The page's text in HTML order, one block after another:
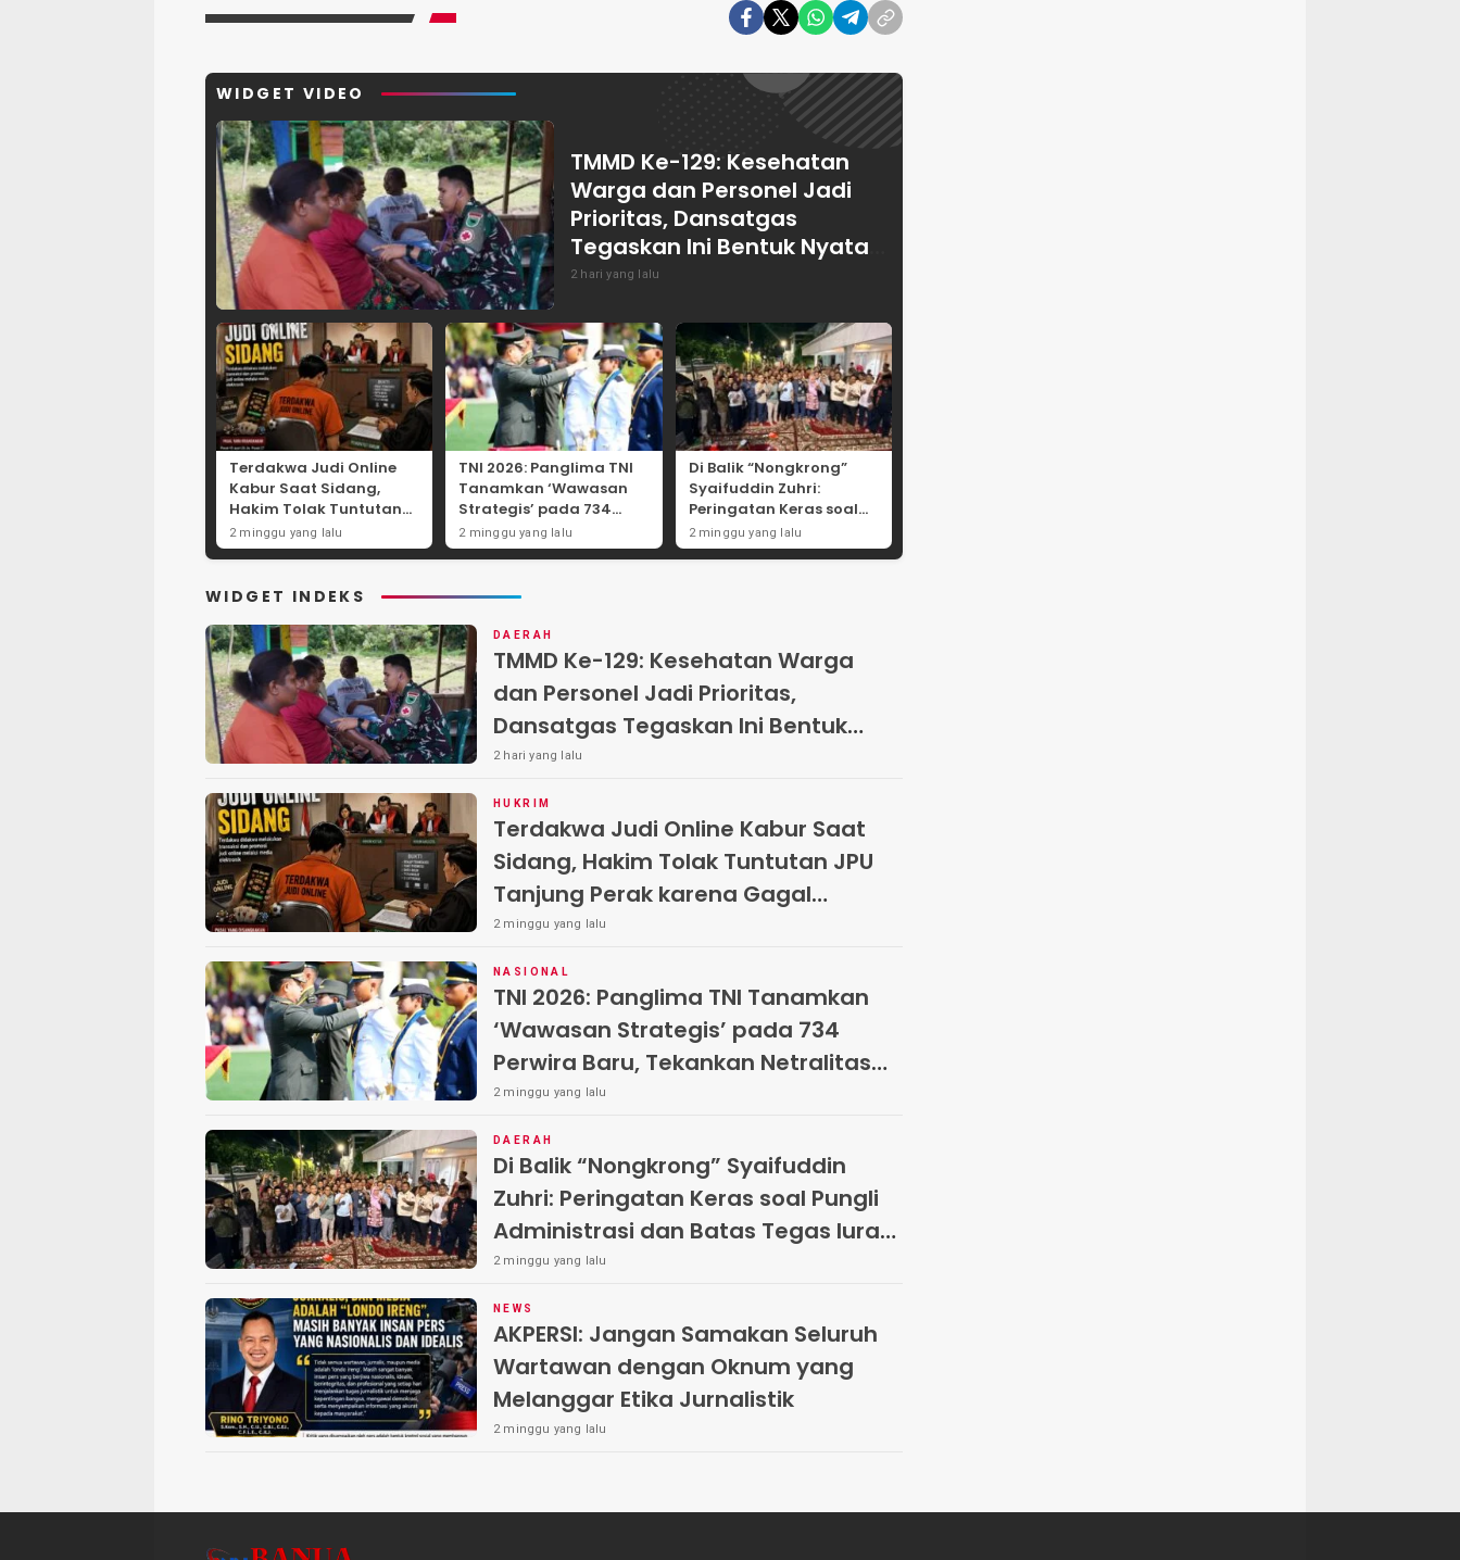
WIDGET VIDEO
TMMD Ke-129: Kesehatan
Warga dan Personel Jadi
Prioritas, Dansatgas
Tegaskan Ini Bentuk Nyata
Kemanunggalan
2 hari yang lalu
Terdakwa Judi Online
Kabur Saat Sidang,
Hakim Tolak Tuntutan
JPU Tanjung Perak
karena Gagal Hadirkan
2 minggu yang lalu
TNI 2026: Panglima TNI
Tanamkan ‘Wawasan
Strategis’ pada 734
Perwira Baru, Tekankan
Netralitas dan
2 minggu yang lalu
Di Balik “Nongkrong”
Syaifuddin Zuhri:
Peringatan Keras soal
Pungli Administrasi dan
Batas Tegas Iuran
2 minggu yang lalu
WIDGET INDEKS
DAERAH
TMMD Ke-129: Kesehatan Warga
dan Personel Jadi Prioritas,
Dansatgas Tegaskan Ini Bentuk
Nyata Kemanunggalan
2 hari yang lalu
HUKRIM
Terdakwa Judi Online Kabur Saat
Sidang, Hakim Tolak Tuntutan JPU
Tanjung Perak karena Gagal
Hadirkan Hartono
2 minggu yang lalu
NASIONAL
TNI 2026: Panglima TNI Tanamkan
‘Wawasan Strategis’ pada 734
Perwira Baru, Tekankan Netralitas
dan Integritas Mutlak
2 minggu yang lalu
DAERAH
Di Balik “Nongkrong” Syaifuddin
Zuhri: Peringatan Keras soal Pungli
Administrasi dan Batas Tegas Iuran
Warga di Pakal-Benowo
2 minggu yang lalu
NEWS
AKPERSI: Jangan Samakan Seluruh
Wartawan dengan Oknum yang
Melanggar Etika Jurnalistik
2 minggu yang lalu